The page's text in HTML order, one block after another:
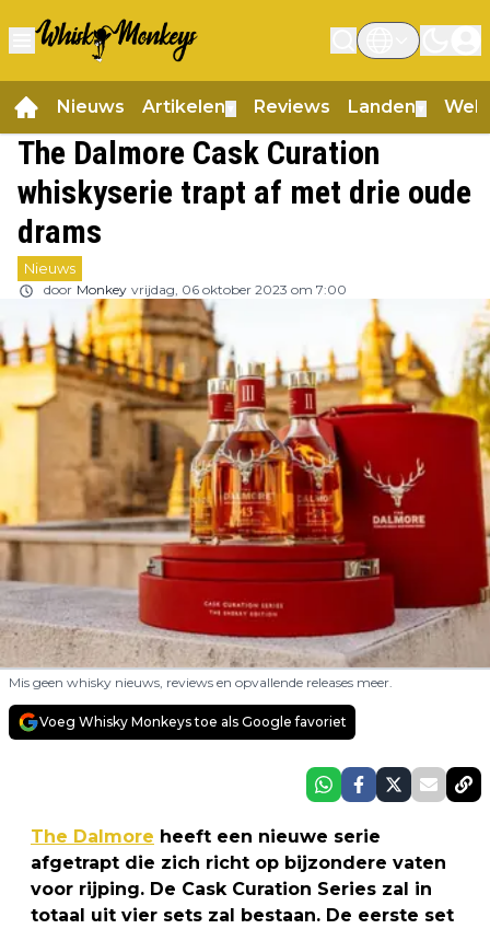
Nieuws Artikelen Reviews Landen
The Dalmore Cask Curation
whiskyserie trapt af met drie oude
drams
Nieuws
door Monkey vrijdag, 06 oktober 2023 om 7:00
Mis geen whisky nieuws, reviews en opvallende releases meer.
Voeg Whisky Monkeys toe als Google favoriet
The Dalmore heeft een nieuwe serie
afgetrapt die zich richt op bijzondere vaten
voor rijping. De Cask Curation Series zal in
totaal uit vier sets zal bestaan. De eerste set